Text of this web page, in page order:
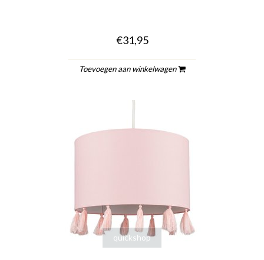
€31,95
Toevoegen aan winkelwagen
quickshop